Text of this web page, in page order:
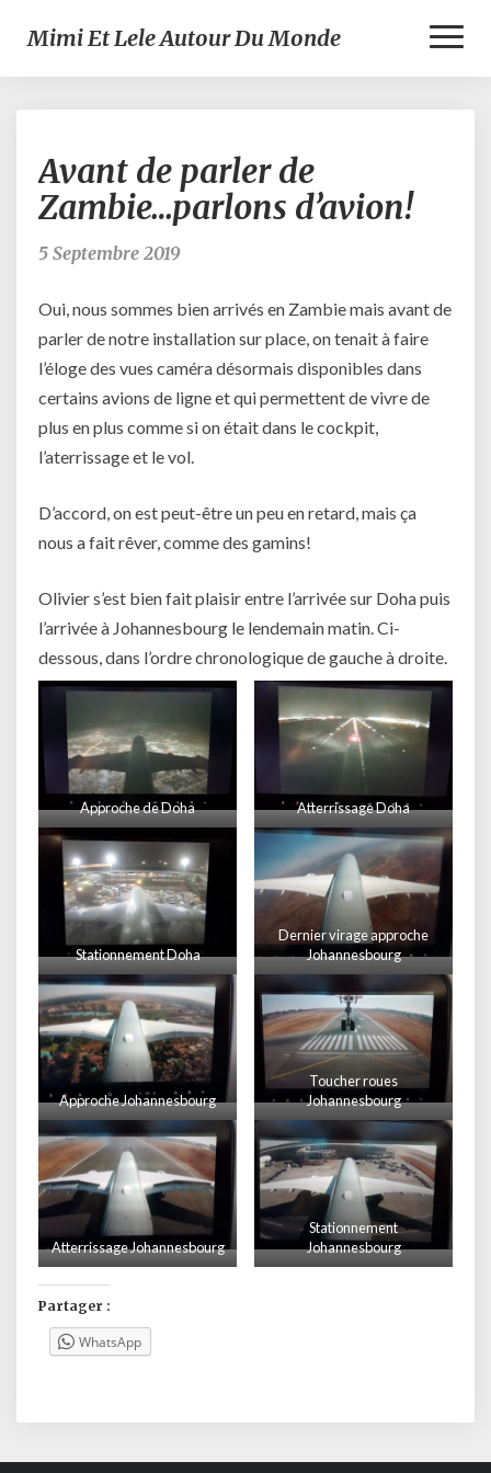
Mimi Et Lele Autour Du Monde
de
parler
de
Avant de parler de
Zambie…parlons d’avion!
5 Septembre 2019
Oui, nous sommes bien arrivés en Zambie mais avant de
parler de notre installation sur place, on tenait à faire
l’éloge des vues caméra désormais disponibles dans
certains avions de ligne et qui permettent de vivre de
plus en plus comme si on était dans le cockpit,
l’aterrissage et le vol.
D’accord, on est peut-être un peu en retard, mais ça
nous a fait rêver, comme des gamins!
Olivier s’est bien fait plaisir entre l’arrivée sur Doha puis
l’arrivée à Johannesbourg le lendemain matin. Ci-
dessous, dans l’ordre chronologique de gauche à droite.
Approche de Doha Atterrissage Doha
Stationnement Doha
Dernier virage approche
Johannesbourg
Approche Johannesbourg
Toucher roues
Johannesbourg
Atterrissage Johannesbourg
Stationnement
Johannesbourg
Partager :
WhatsApp